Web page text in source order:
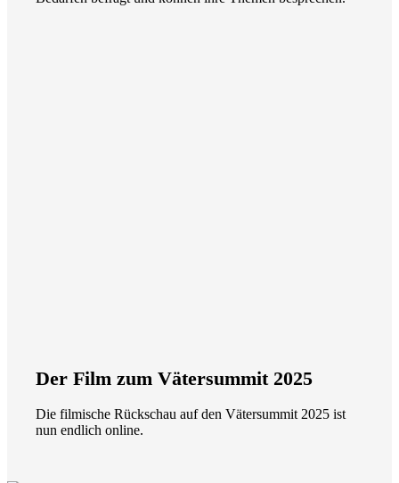
Der Film zum Vätersummit 2025
Die filmische Rückschau auf den Vätersummit 2025 ist
nun endlich online.